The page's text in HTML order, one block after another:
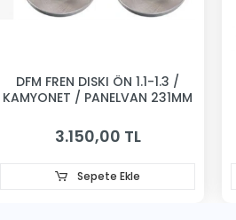
DFM FREN DISKI ÖN 1.1-1.3 /
KAMYONET / PANELVAN 231MM
3.150,00 TL
Sepete Ekle